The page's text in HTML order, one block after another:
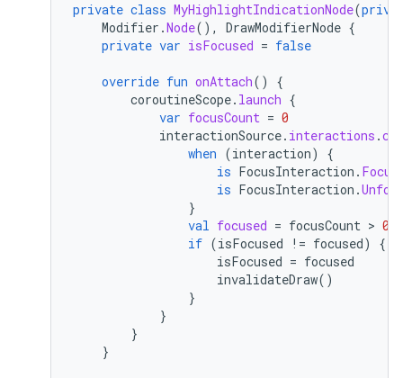
private class MyHighlightIndicationNode(
Modifier .Node(), DrawModifierNode {
private var isFocused = false
override fun onAttach()
{
coroutineScope. launch {
var focusCount = 0
interactionSource. interactions .
when (interaction)
{
is FocusInteraction . Focus
is FocusInteraction .
}
val focused = focusCount > 0
if (isFocused != focused)
{
isFocused = focused
invalidateDraw()
}
}
}
}